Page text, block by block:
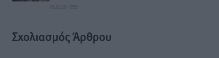
06.08.26 · 17:51
Σχολιασμός Άρθρου